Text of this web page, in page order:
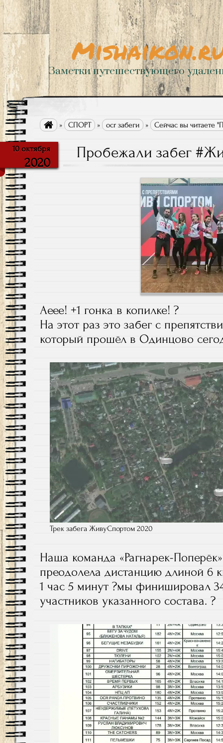
Заметки путешествующего
 » СПОРТ » ocr забеги » Сейчас вы читаете
10 октября
2020
Пробежали забег
Аеее! +1 гонка в копилке! ?
На этот раз это забег с
который прошёл в Одинцово
Трек забега ЖивуСпортом 2020
Наша команда «Рагнарек-
преодолела дистанцию длиной 6
1 час 5 минут ?мы финишировал
участников указанного состава. ?